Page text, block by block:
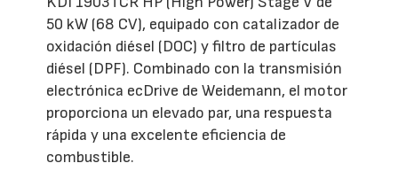
50 kW (68 CV), equipado con catalizador de
oxidación diésel (DOC) y filtro de partículas
diésel (DPF). Combinado con la transmisión
electrónica ecDrive de Weidemann, el motor
proporciona un elevado par, una respuesta
rápida y una excelente eficiencia de
combustible.